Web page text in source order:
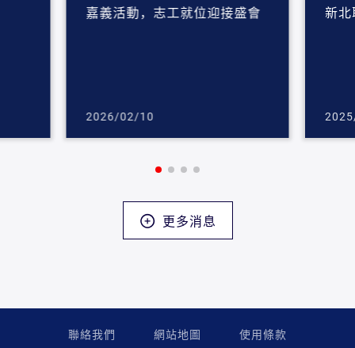
嘉義活動，志工就位迎接盛會
2026/02/10
新北
更多消息
聯絡我們 網站地圖 使用條款